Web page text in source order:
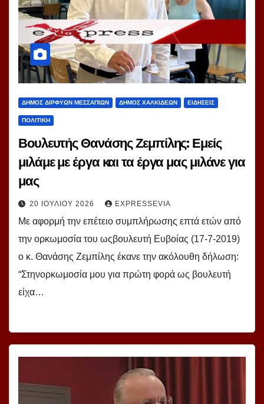
ΔΗΜΟΣ ΔΙΡΦΥΩΝ ΜΕΣΣΑΠΙΩΝ ΔΗΜΟΣ ΧΑΛΚΙΔΕΩΝ ΕΙΔΗΣΕΙΣ
ΠΟΛΙΤΙΚΗ
Βουλευτής Θανάσης Ζεμπίλης: Εμείς
μιλάμε με έργα και τα έργα μας μιλάνε για
μας
20 ΙΟΥΛΊΟΥ 2026 EXPRESSEVIA
Με αφορμή την επέτειο συμπλήρωσης επτά ετών από
την ορκωμοσία του ωςβουλευτή Ευβοίας (17-7-2019)
ο κ. Θανάσης Ζεμπίλης έκανε την ακόλουθη δήλωση:
“Στηνορκωμοσία μου για πρώτη φορά ως βουλευτή
είχα…